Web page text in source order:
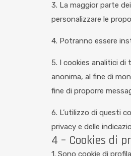
3. La maggior parte
personalizzare le
4. Potranno essere
5. I cookies analitici
anonima, al fine di
fine di proporre
6. L’utilizzo di questi
privacy e delle
4 – Cookies di
1. Sono cookie di